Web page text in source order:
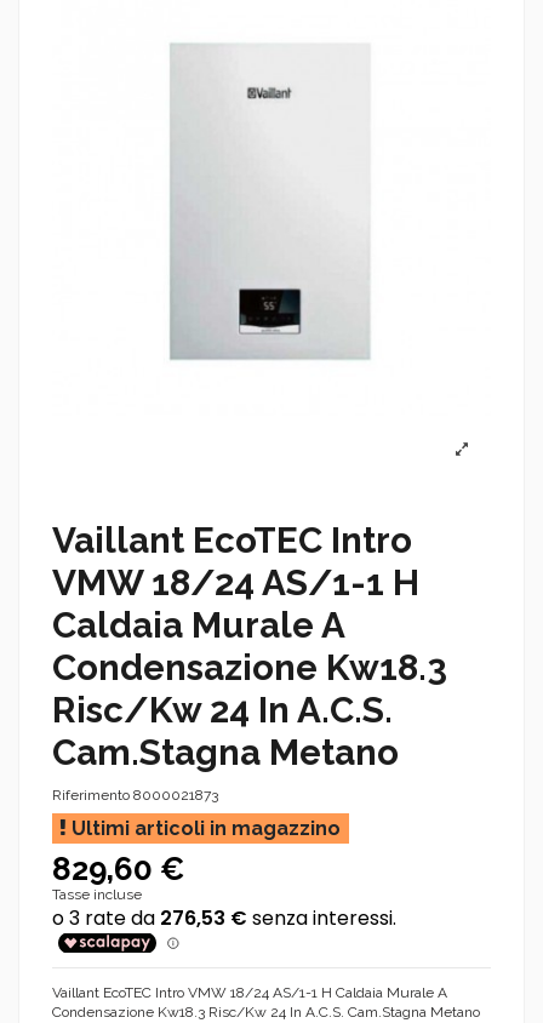
Vaillant EcoTEC Intro
VMW 18/24 AS/1-1 H
Caldaia Murale A
Condensazione Kw18.3
Risc/Kw 24 In A.C.S.
Cam.Stagna Metano
Riferimento 8000021873
Ultimi articoli in magazzino
829,60 €
Tasse incluse
Vaillant EcoTEC Intro VMW 18/24 AS/1-1 H Caldaia Murale A
Condensazione Kw18.3 Risc/Kw 24 In A.C.S. Cam.Stagna Metano